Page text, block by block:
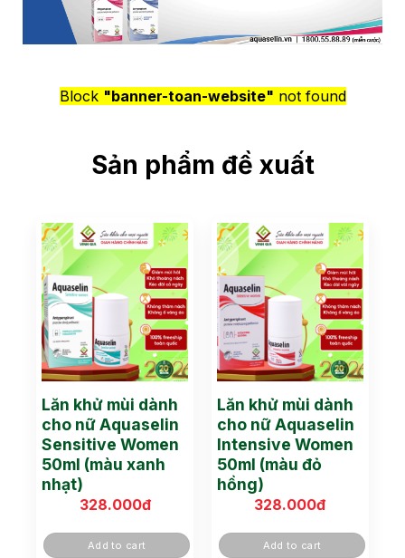
Block "banner-toan-website" not found
Sản phẩm đề xuất
Lăn khử mùi dành
cho nữ Aquaselin
Sensitive Women
50ml (màu xanh
nhạt)
328.000đ
Add to cart
Lăn khử mùi dành
cho nữ Aquaselin
Intensive Women
50ml (màu đỏ
hồng)
328.000đ
Add to cart